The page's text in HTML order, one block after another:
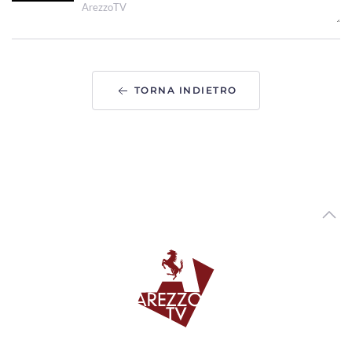
ArezzoTV
00:02:06 - Mercoledì, 05 Agosto 2026
Pericolo incendi, l'ordinanza in vigore nel Parco Nazionale
delle Foreste Casentinesi
TORNA INDIETRO